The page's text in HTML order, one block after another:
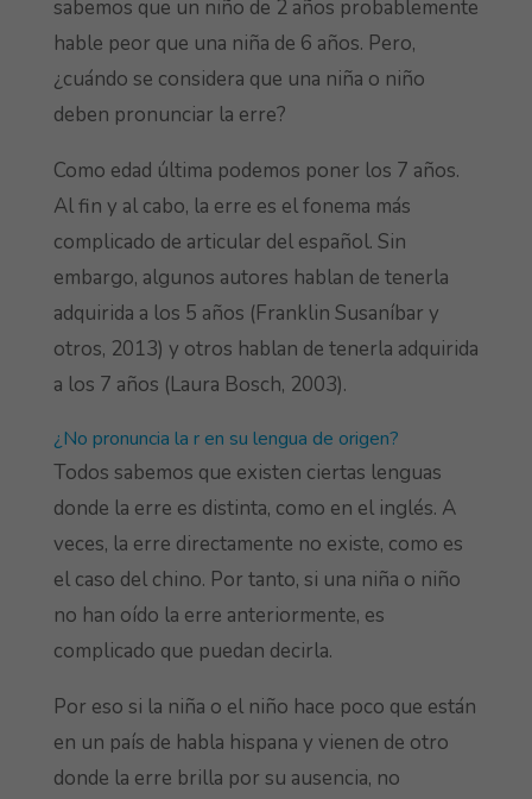
sabemos que un niño de 2 años probablemente
hable peor que una niña de 6 años. Pero,
¿cuándo se considera que una niña o niño
deben pronunciar la erre?
Como edad última podemos poner los 7 años.
Al fin y al cabo, la erre es el fonema más
complicado de articular del español. Sin
embargo, algunos autores hablan de tenerla
adquirida a los 5 años (Franklin Susaníbar y
otros, 2013) y otros hablan de tenerla adquirida
a los 7 años (Laura Bosch, 2003).
¿No pronuncia la r en su lengua de origen?
Todos sabemos que existen ciertas lenguas
donde la erre es distinta, como en el inglés. A
veces, la erre directamente no existe, como es
el caso del chino. Por tanto, si una niña o niño
no han oído la erre anteriormente, es
complicado que puedan decirla.
Por eso si la niña o el niño hace poco que están
en un país de habla hispana y vienen de otro
donde la erre brilla por su ausencia, no